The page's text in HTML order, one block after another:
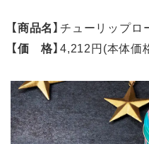
【商品名】チューリップロ
【価 格】4,212円(本体価